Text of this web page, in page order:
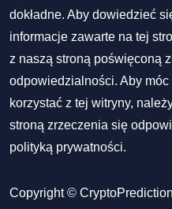
dokładne. Aby dowiedzieć
informacje zawarte na tej
z naszą stroną poświęconą
odpowiedzialności. Aby
korzystać z tej witryny,
stroną zrzeczenia się
polityką prywatności.
Copyright ©